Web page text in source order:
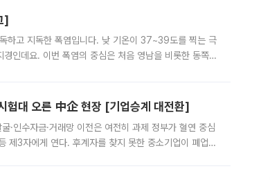
]
하고 지독한 폭염입니다. 낮 기온이 37~39도를 찍는 극
인데요. 이번 폭염의 중심은 처음 영남을 비롯한 동쪽
험대 오른 中企 현장 [기업승계 대전환]
인수자금·거래망 이전은 여전히 과제 정부가 혈연 중심
제3자에게 연다. 후계자를 찾지 못한 중소기업이 폐업